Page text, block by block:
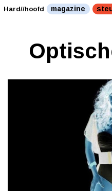
Hard//hoofd magazine